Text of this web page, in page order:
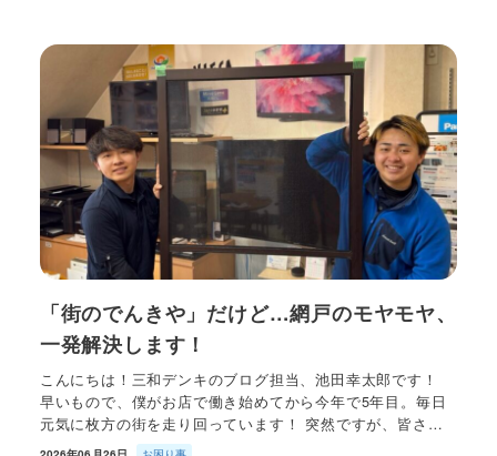
「街のでんきや」だけど…網戸のモヤモヤ、
一発解決します！
こんにちは！三和デンキのブログ担当、池田幸太郎です！
早いもので、僕がお店で働き始めてから今年で5年目。毎日
元気に枚方の街を走り回っています！ 突然ですが、皆さ…